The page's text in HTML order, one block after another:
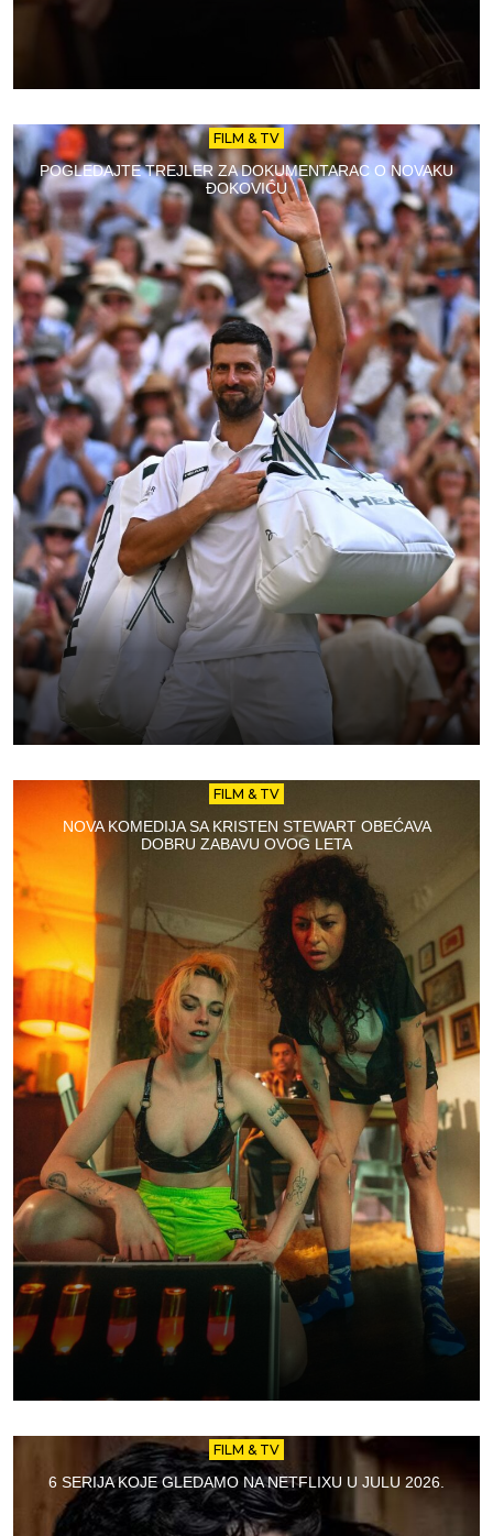
FILM & TV
POGLEDAJTE TREJLER ZA DOKUMENTARAC O NOVAKU
ĐOKOVIĆU
FILM & TV
NOVA KOMEDIJA SA KRISTEN STEWART OBEĆAVA
DOBRU ZABAVU OVOG LETA
FILM & TV
6 SERIJA KOJE GLEDAMO NA NETFLIXU U JULU 2026.